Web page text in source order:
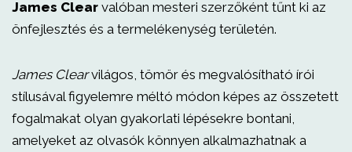
James Clear valóban mesteri szerzőként tűnt ki az
önfejlesztés és a termelékenység területén.
James Clearvilágos, tömör és megvalósítható írói
stílusával figyelemre méltó módon képes az összetett
fogalmakat olyan gyakorlati lépésekre bontani,
amelyeket az olvasók könnyen alkalmazhatnak a